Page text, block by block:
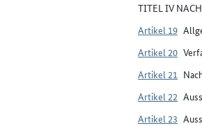
TITEL IV
Artikel 19
Artikel 20
Artikel 21
Artikel 22
Artikel 23